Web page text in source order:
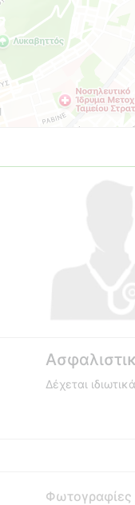
Δέχεται ιδιωτικά
Φωτογραφίες